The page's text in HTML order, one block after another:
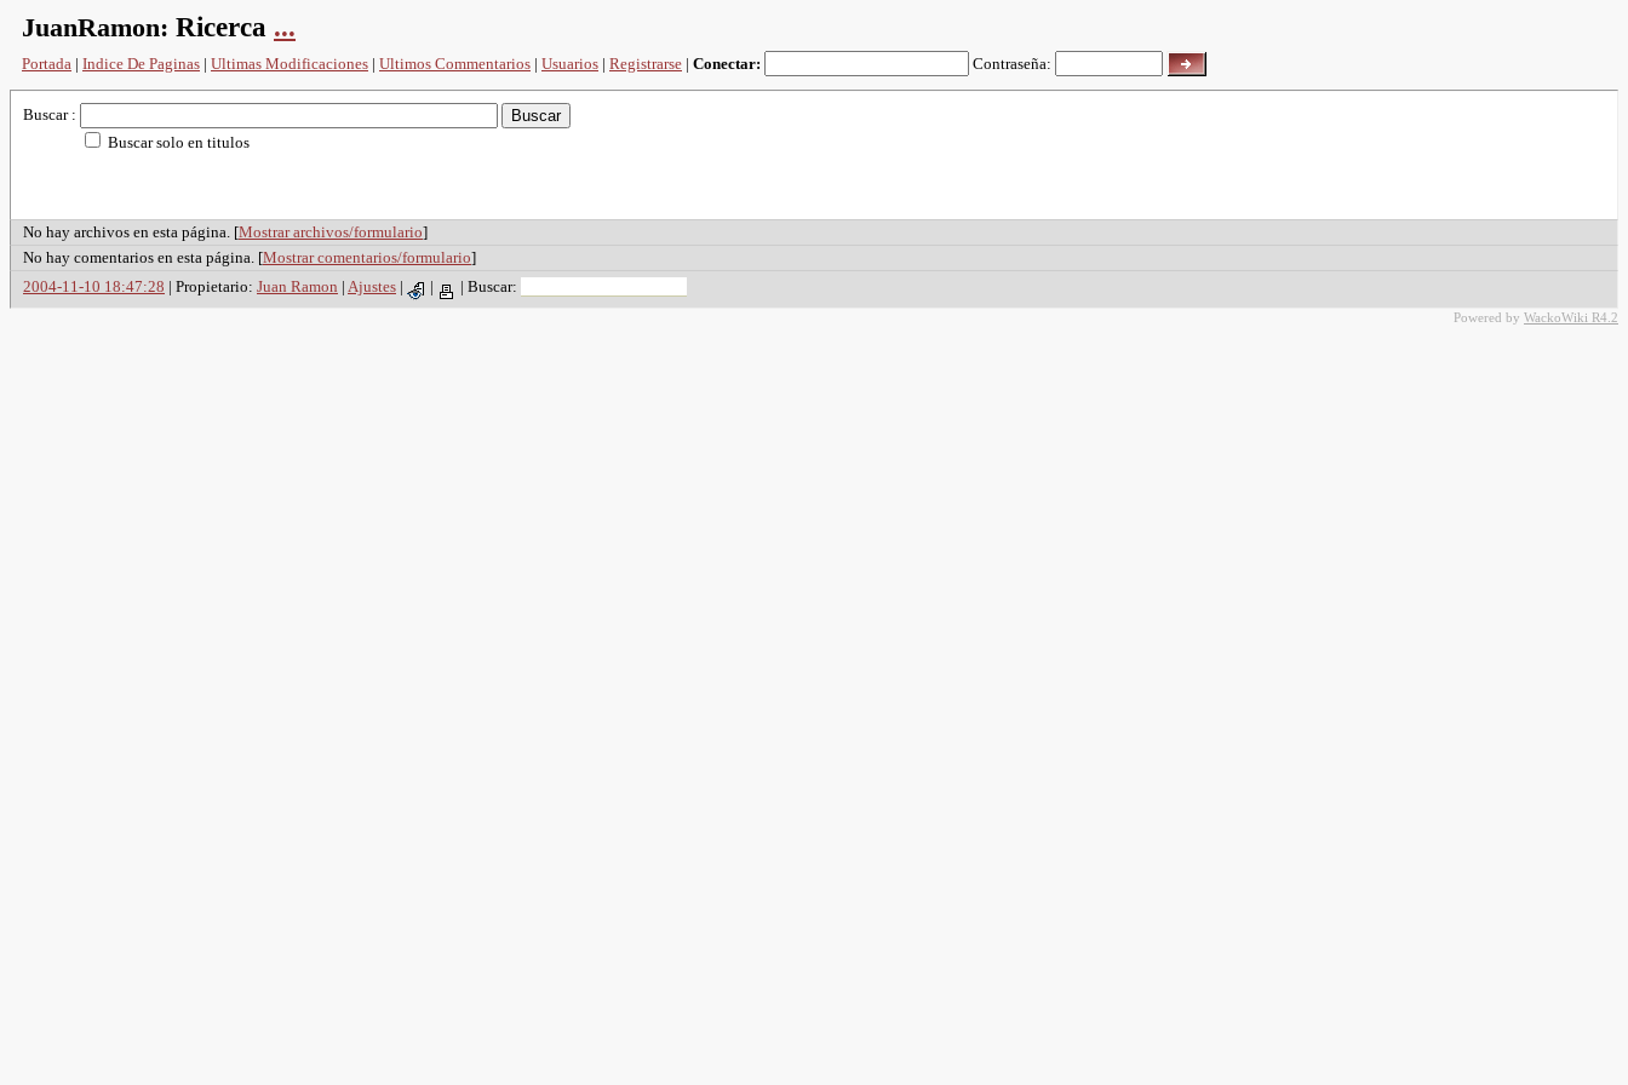
JuanRamon: Ricerca ...
Portada | Indice De Paginas | Ultimas Modificaciones | Ultimos Commentarios | Usuarios | Registrarse | Conectar: Contraseña:
Buscar :
Buscar solo en titulos
No hay archivos en esta página. [Mostrar archivos/formulario]
No hay comentarios en esta página. [Mostrar comentarios/formulario]
2004-11-10 18:47:28 | Propietario: Juan Ramon | Ajustes | | | Buscar:
Powered by WackoWiki R4.2